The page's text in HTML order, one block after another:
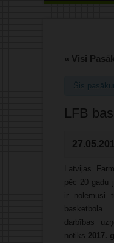
« Visi
Šis
LFB
Latvijas
pēc 20 gadu
ir nolēmusi
darbības
notiks 2017.